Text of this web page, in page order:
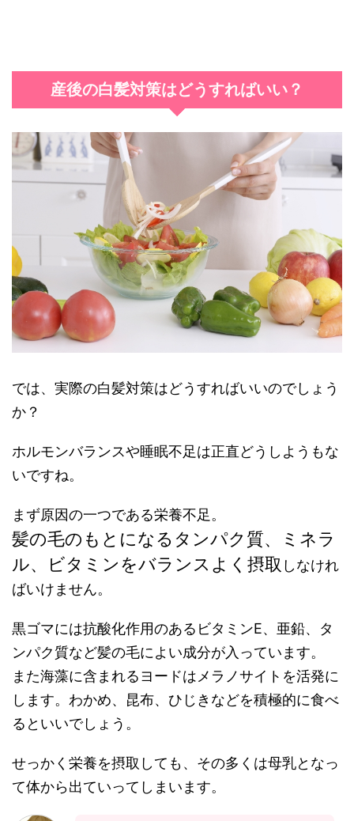
産後の白髪対策はどうすればいい？
では、実際の白髪対策はどうすればいいのでしょう
か？
ホルモンバランスや睡眠不足は正直どうしようもな
いですね。
まず原因の一つである栄養不足。
髪の毛のもとになるタンパク質、ミネラ
ル、ビタミンをバランスよく摂取 しなけれ
ばいけません。
黒ゴマには抗酸化作用のあるビタミンE、亜鉛、タ
ンパク質など髪の毛によい成分が入っています。
また海藻に含まれるヨードはメラノサイトを活発に
します。わかめ、昆布、ひじきなどを積極的に食べ
るといいでしょう。
せっかく栄養を摂取しても、その多くは母乳となっ
て体から出ていってしまいます。